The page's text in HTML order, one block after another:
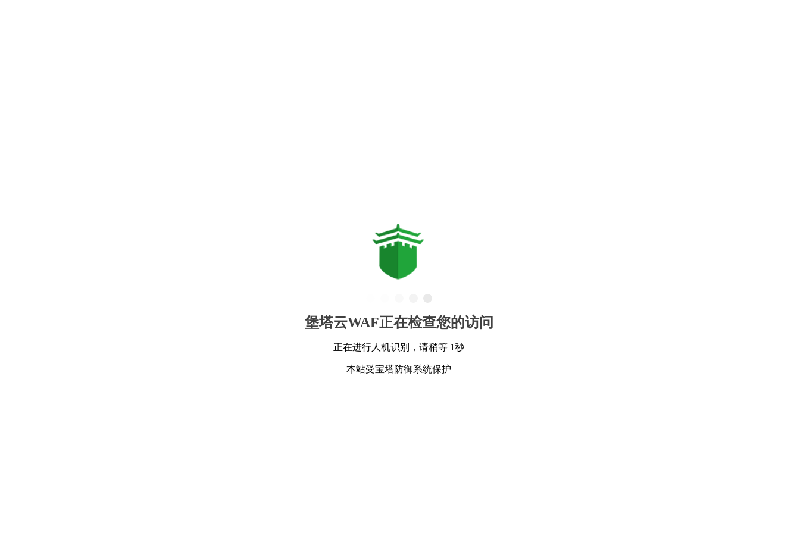
堡塔云WAF正在检查您的访问
正在进行人机识别，请稍等 1秒
本站受宝塔防御系统保护